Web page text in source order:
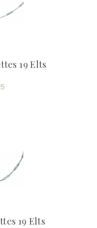
19 Elts
19 Elts